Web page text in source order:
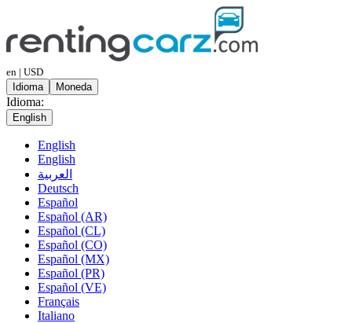
en | USD
Idioma
Moneda
Idioma:
English
English
English
العربية
Deutsch
Español
Español (AR)
Español (CL)
Español (CO)
Español (MX)
Español (PR)
Español (VE)
Français
Italiano